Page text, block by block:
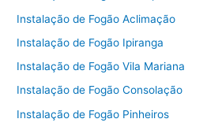
Instalação de Fogão Aclimação
Instalação de Fogão Ipiranga
Instalação de Fogão Vila Mariana
Instalação de Fogão Consolação
Instalação de Fogão Pinheiros